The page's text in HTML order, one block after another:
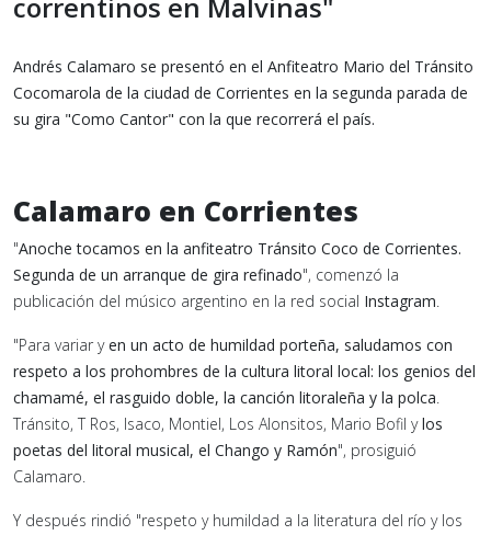
Andrés Calamaro se presentó en el Anfiteatro Mario del Tránsito
Cocomarola de la ciudad de Corrientes en la segunda parada de
su gira "Como Cantor" con la que recorrerá el país.
Calamaro en Corrientes
"Anoche tocamos en la anfiteatro Tránsito Coco de Corrientes.
Segunda de un arranque de gira refinado", comenzó la
publicación del músico argentino en la red social Instagram.
"Para variar yen un acto de humildad porteña, saludamos con
respeto a los prohombres de la cultura litoral local: los genios del
chamamé, el rasguido doble, la canción litoraleña y la polca.
Tránsito, T Ros, Isaco, Montiel, Los Alonsitos, Mario Bofil ylos
poetas del litoral musical, el Chango y Ramón", prosiguió
Calamaro.
Y después rindió "respeto y humildad a la literatura del río y los